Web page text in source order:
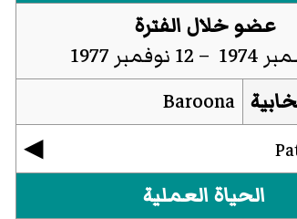
عضو خلال الفترة
Baroona
◀︎
الحياة العملية